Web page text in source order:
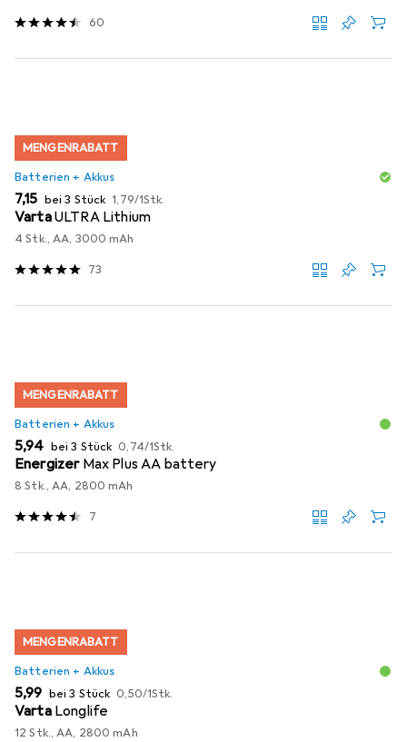
60
MENGENRABATT
Batterien + Akkus
EUR
7,15 bei 3 Stück EUR
1,79/1Stk.
VartaULTRA Lithium
4 Stk., AA, 3000 mAh
73
MENGENRABATT
Batterien + Akkus
EUR
5,94 bei 3 Stück EUR
0,74/1Stk.
Energizer Max Plus AA battery
8 Stk., AA, 2800 mAh
7
MENGENRABATT
Batterien + Akkus
EUR
5,99 bei 3 Stück EUR
0,50/1Stk.
Varta Longlife
12 Stk., AA, 2800 mAh